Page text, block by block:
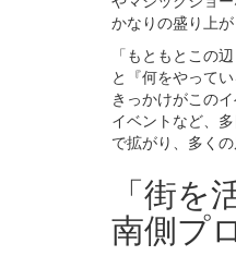
かなりの盛り上が
「もともとこの
と『何をやって
きっかけがこの
イベントなど、
で拡がり、多くの
「街
南側プ